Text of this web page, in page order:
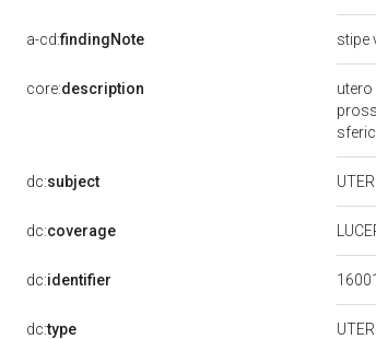
a-cd:findingNote stipe
core:description
dc:subject
dc:coverage
dc:identifier
dc:type